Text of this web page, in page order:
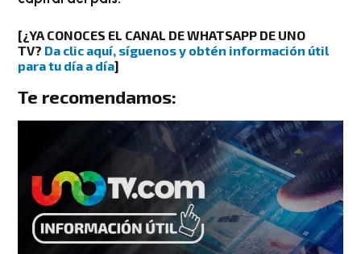
[¿YA CONOCES EL CANAL DE WHATSAPP DE UNO
TV? Da clic aquí, síguenos y obtén información útil
para tu día a día]
Te recomendamos: